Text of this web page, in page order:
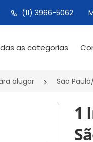
(11) 3966-5062
as categorias
alugar São
1